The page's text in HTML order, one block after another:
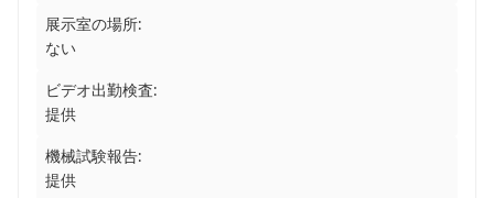
展示室の場所:
ない
ビデオ出勤検査:
提供
機械試験報告:
提供